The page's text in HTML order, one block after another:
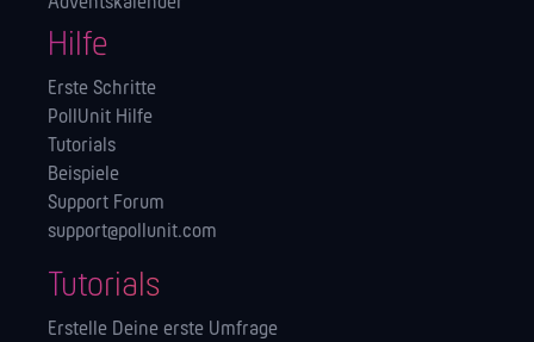
Hilfe
Erste Schritte
PollUnit Hilfe
Tutorials
Beispiele
Support Forum
support@pollunit.com
Tutorials
Erstelle Deine erste Umfrage